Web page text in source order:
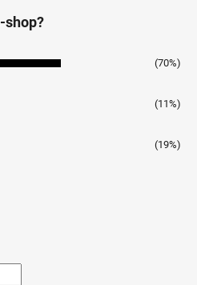
shop?
(70%)
(11%)
(19%)